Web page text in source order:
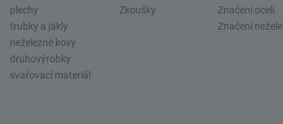
plechy
trubky a jäkly
neželezné kovy
druhovýrobky
svařovací materiál
Zkoušky
Značení ocelí
Značení